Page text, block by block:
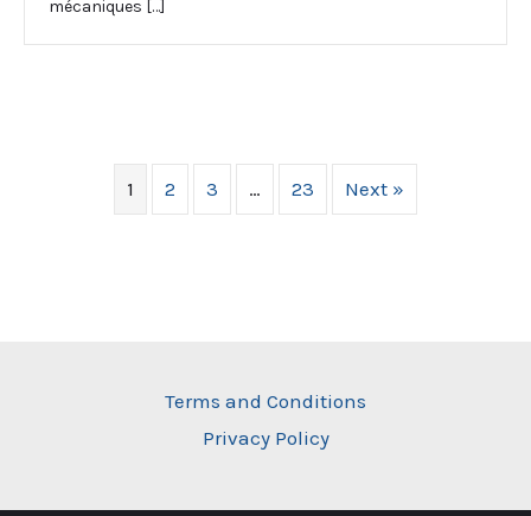
mécaniques […]
1 2 3 … 23 Next »
Terms and Conditions
Privacy Policy